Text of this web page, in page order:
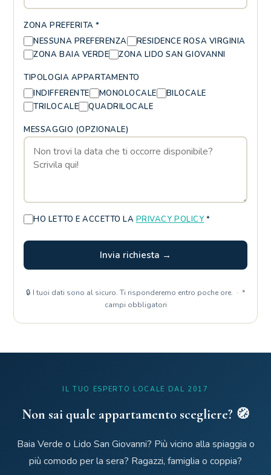
ZONA PREFERITA *
NESSUNA PREFERENZA
RESIDENCE ROSA VIRGINIA
ZONA BAIA VERDE
ZONA LIDO SAN GIOVANNI
TIPOLOGIA APPARTAMENTO
INDIFFERENTE
MONOLOCALE
BILOCALE
TRILOCALE
QUADRILOCALE
MESSAGGIO (OPZIONALE)
HO LETTO E ACCETTO LA PRIVACY POLICY *
Invia richiesta →
🔒 I tuoi dati sono al sicuro. Ti risponderemo entro poche ore. · *
campi obbligatori
IL TUO ESPERTO LOCALE DAL 2017
Non sai quale appartamento scegliere? 🧭
Baia Verde o Lido San Giovanni? Più vicino alla spiaggia o
più comodo per la sera? Ragazzi, famiglia o coppia?